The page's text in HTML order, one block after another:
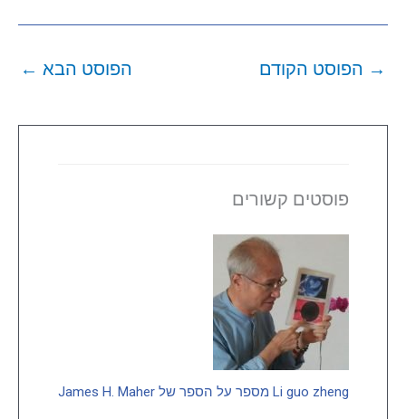
→ הפוסט הקודם הפוסט הבא ←
פוסטים קשורים
Li guo zheng מספר על הספר של James H. Maher